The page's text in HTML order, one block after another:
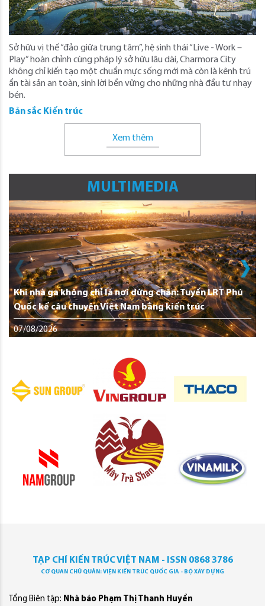
Sở hữu vị thế “đảo giữa trung tâm”, hệ sinh thái “Live - Work –
Play” hoàn chỉnh cùng pháp lý sở hữu lâu dài, Charmora City
không chỉ kiến tạo một chuẩn mực sống mới mà còn là kênh trú
ẩn tài sản an toàn, sinh lời bền vững cho những nhà đầu tư nhạy
bén.
Bản sắc Kiến trúc
Xem thêm
MULTIMEDIA
Khi nhà ga không chỉ là nơi dừng chân: Tuyến LRT Phú
Quốc kể câu chuyện Việt Nam bằng kiến trúc
07/08/2026
TẠP CHÍ KIẾN TRÚC VIỆT NAM - ISSN 0868 3786
CƠ QUAN CHỦ QUẢN: VIỆN KIẾN TRÚC QUỐC GIA - BỘ XÂY DỰNG
Tổng Biên tập: Nhà báo Phạm Thị Thanh Huyền